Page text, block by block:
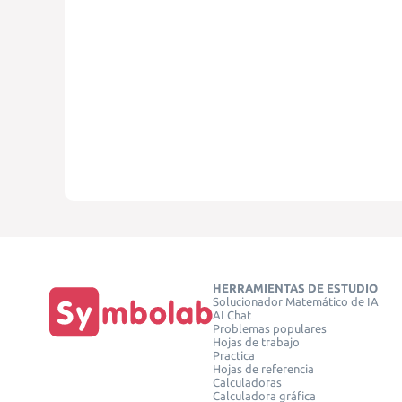
HERRAMIENTAS DE ESTUDIO
Solucionador Matemático de IA
AI Chat
Problemas populares
Hojas de trabajo
Practica
Hojas de referencia
Calculadoras
Calculadora gráfica